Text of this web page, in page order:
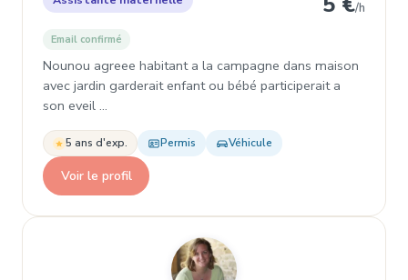
/h
Email confirmé
Nounou agreee habitant a la campagne dans maison
avec jardin garderait enfant ou bébé participerait a
son eveil ...
5 ans d'exp. Permis Véhicule
Voir le profil